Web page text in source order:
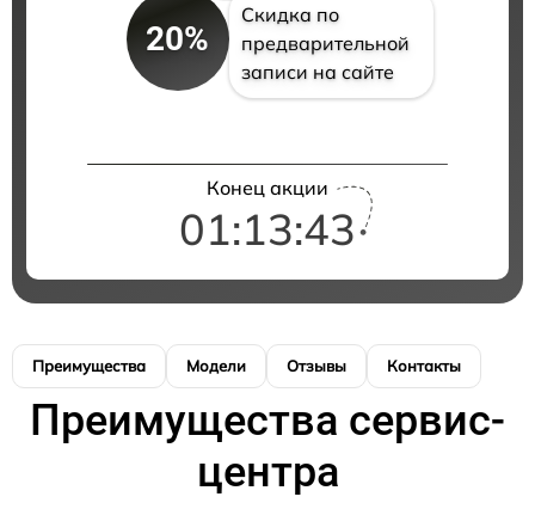
20%
Скидка по
предварительной
записи на сайте
Конец акции
01:13:42
Преимущества Модели Отзывы Контакты
Преимущества сервис-
центра